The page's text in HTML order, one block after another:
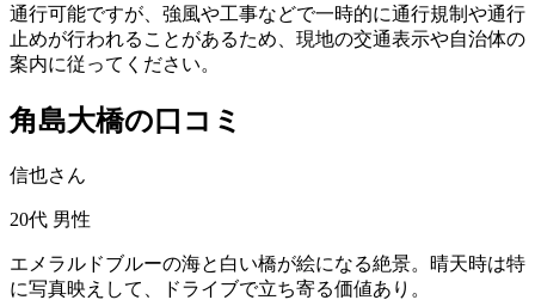
通行可能ですが、強風や工事などで一時的に通行規制や通行
止めが行われることがあるため、現地の交通表示や自治体の
案内に従ってください。
角島大橋の口コミ
信也さん
20代 男性
エメラルドブルーの海と白い橋が絵になる絶景。晴天時は特
に写真映えして、ドライブで立ち寄る価値あり。